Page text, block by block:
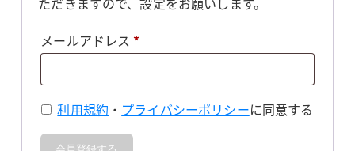
メールアドレス *必
利用規約 ・ プライバシーポリシーに同意する